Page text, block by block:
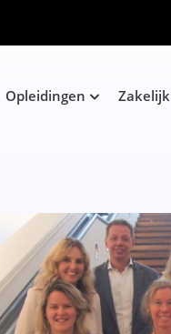
Opleidingen Zakelijk